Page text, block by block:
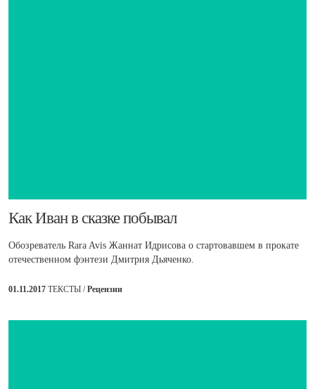
​Как Иван в сказке побывал
Обозреватель Rara Avis Жаннат Идрисова о стартовавшем в прокате
отечественном фэнтези Дмитрия Дьяченко.
01.11.2017 ТЕКСТЫ /Рецензии